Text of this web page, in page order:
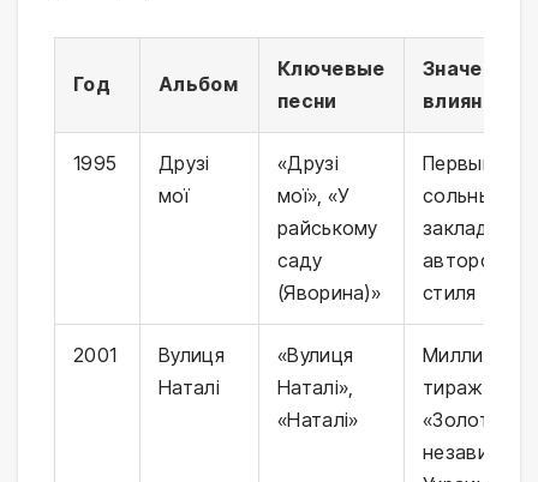
Год Альбом
Ключевые
песни
Значение и
влияние
1995
Друзі
мої
«Друзі
мої», «У
райському
саду
(Яворина)»
Первый
сольный
закладка
авторского
стиля
2001
Вулиця
Наталі
«Вулиця
Наталі»,
«Наталі»
тираж,
«Золотой